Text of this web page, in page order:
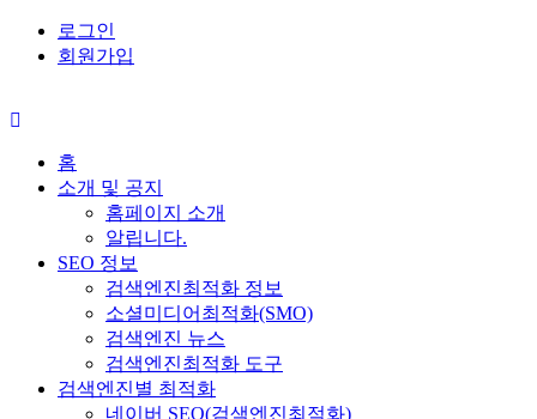
로그인
회원가입
홈
소개 및 공지
홈페이지 소개
알립니다.
SEO 정보
검색엔진최적화 정보
소셜미디어최적화(SMO)
검색엔진 뉴스
검색엔진최적화 도구
검색엔진별 최적화
네이버 SEO(검색엔진최적화)